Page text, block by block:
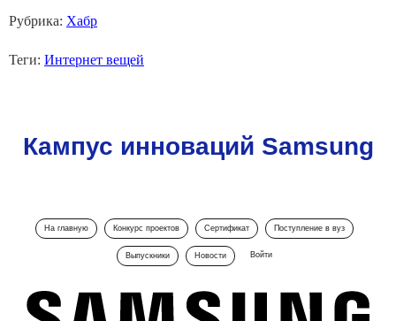
Рубрика: Хабр
Теги: Интернет вещей
Кампус инноваций Samsung
На главную Конкурс проектов Сертификат Поступление в вуз
Выпускники Новости Войти